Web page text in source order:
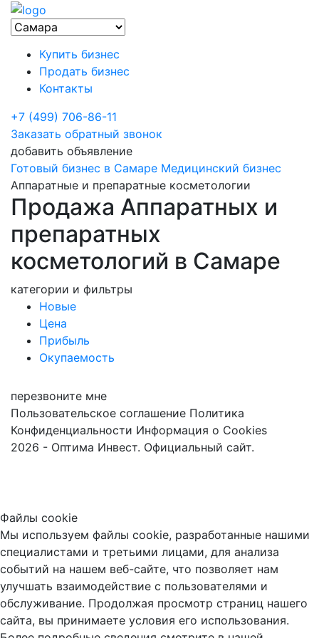
Купить бизнес
Продать бизнес
Контакты
+7 (499) 706-86-11
Заказать обратный звонок
добавить объявление
Готовый бизнес в Самаре Медицинский бизнес
Аппаратные и препаратные косметологии
Продажа Аппаратных и
препаратных
косметологий в Самаре
категории и фильтры
Новые
Цена
Прибыль
Окупаемость
перезвоните мне
Пользовательское соглашение Политика
Конфиденциальности Информация о Cookies
2026 - Оптима Инвест. Официальный сайт.
Файлы cookie
Мы используем файлы cookie, разработанные нашими
специалистами и третьими лицами, для анализа
событий на нашем веб-сайте, что позволяет нам
улучшать взаимодействие с пользователями и
обслуживание. Продолжая просмотр страниц нашего
сайта, вы принимаете условия его использования.